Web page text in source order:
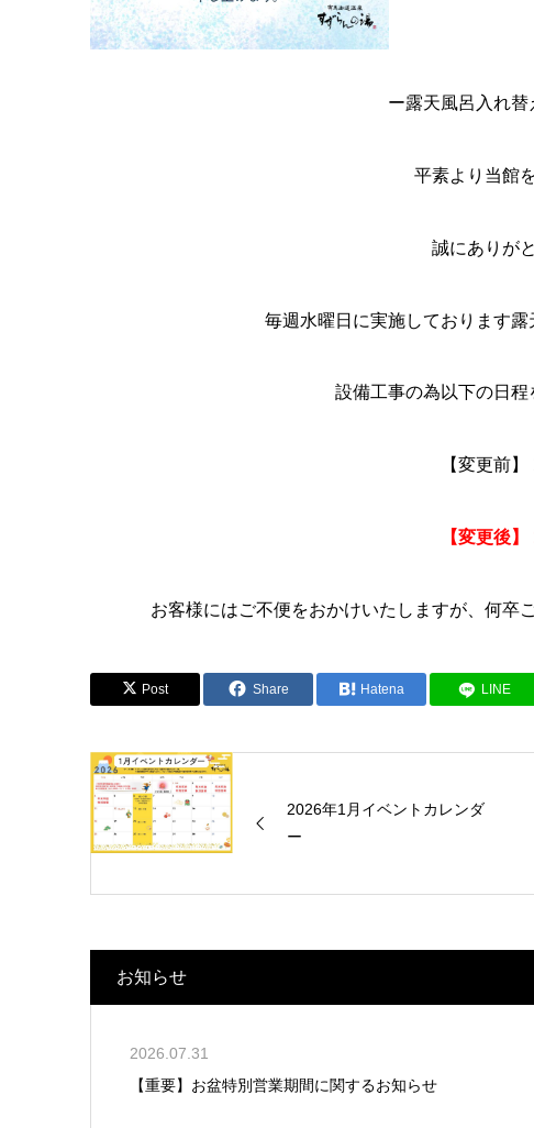
ー露天風呂入れ
平素より当館
誠にありが
毎週水曜日に実施しております露
設備工事の為以下の日程
【変更前
【変更後
お客様にはご不便をおかけいたしますが、何卒
Post Share Hatena LINE
2026年1月イベントカレンダ
ー
お知らせ
2026.07.31
【重要】お盆特別営業期間に関するお知らせ